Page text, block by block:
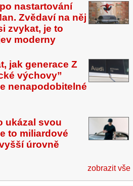
nastartování
Zvědaví na něj
zvykat, je to
moderny
jak generace Z
výchovy”
nenapodobitelné
ukázal svou
to miliardové
úrovně
zobrazit vše